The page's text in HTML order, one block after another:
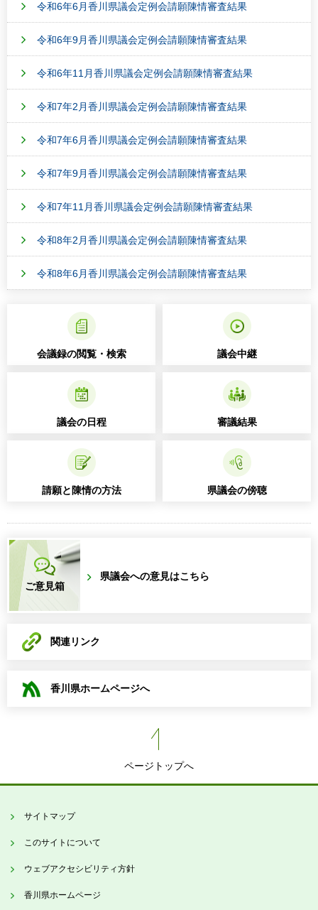
令和6年6月香川県議会定例会請願陳情審査結果
令和6年9月香川県議会定例会請願陳情審査結果
令和6年11月香川県議会定例会請願陳情審査結果
令和7年2月香川県議会定例会請願陳情審査結果
令和7年6月香川県議会定例会請願陳情審査結果
令和7年9月香川県議会定例会請願陳情審査結果
令和7年11月香川県議会定例会請願陳情審査結果
令和8年2月香川県議会定例会請願陳情審査結果
令和8年6月香川県議会定例会請願陳情審査結果
会議録の閲覧・検索 議会中継
議会の日程 審議結果
請願と陳情の方法 県議会の傍聴
ご意見箱
県議会への意見はこちら
関連リンク
香川県ホームページへ
ページトップへ
サイトマップ
このサイトについて
ウェブアクセシビリティ方針
香川県ホームページ